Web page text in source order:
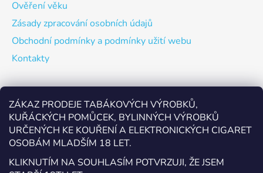
ZÁKAZ PRODEJE TABÁKOVÝCH VÝROBKŮ,
KUŘÁCKÝCH POMŮCEK, BYLINNÝCH VÝROBKŮ
URČENÝCH KE KOUŘENÍ A ELEKTRONICKÝCH CIGARET
OSOBÁM MLADŠÍM 18 LET.
KLIKNUTÍM NA SOUHLASÍM POTVRZUJI, ŽE JSEM
Ověření věku
Zásady zpracování osobních údajů
Obchodní podmínky a podmínky užití webu
Kontakty
Odebírat newsletter
Vložte svůj e-mail a my vám budeme zasílat informace o
nových produktech na našem e-shopu.
E-mail